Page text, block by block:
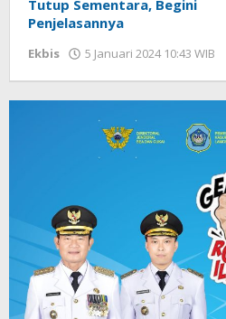
Tutup Sementara, Begini
Penjelasannya
Ekbis 5 Januari 2024 10:43 WIB